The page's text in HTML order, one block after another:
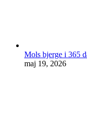
Mols bjerge i 365
maj 19, 2026